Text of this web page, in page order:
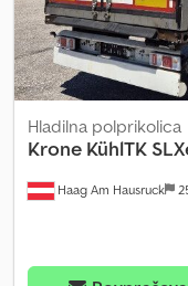
Haag Am Hausruck
Hladilna polprikolica
Krone KühlTK